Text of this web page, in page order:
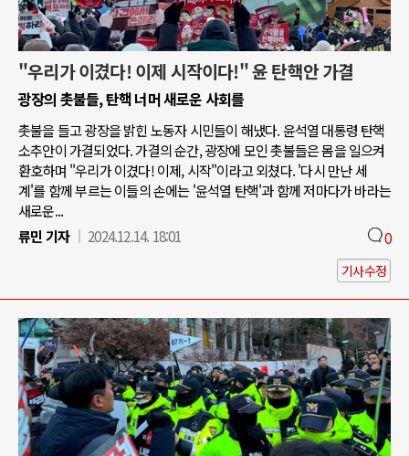
"우리가 이겼다! 이제 시작이다!" 윤 탄핵안 가결
광장의 촛불들, 탄핵 너머 새로운 사회를
촛불을 들고 광장을 밝힌 노동자 시민들이 해냈다. 윤석열 대통령 탄핵
소추안이 가결되었다. 가결의 순간, 광장에 모인 촛불들은 몸을 일으켜
환호하며 "우리가 이겼다! 이제, 시작"이라고 외쳤다. '다시 만난 세
계'를 함께 부르는 이들의 손에는 '윤석열 탄핵'과 함께 저마다가 바라는
새로운...
류민 기자
2024.12.14. 18:01 0
기사수정